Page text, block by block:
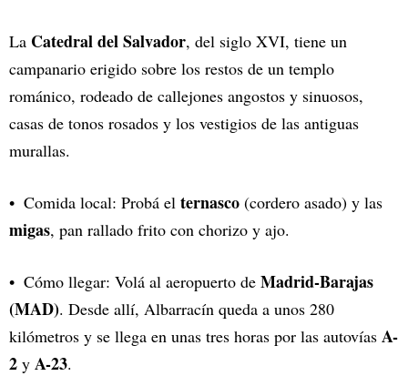
La Catedral del Salvador, del siglo XVI, tiene un
campanario erigido sobre los restos de un templo
románico, rodeado de callejones angostos y sinuosos,
casas de tonos rosados y los vestigios de las antiguas
murallas.
Comida local: Probá el ternasco (cordero asado) y las
migas, pan rallado frito con chorizo y ajo.
Cómo llegar: Volá al aeropuerto de Madrid-Barajas
(MAD). Desde allí, Albarracín queda a unos 280
kilómetros y se llega en unas tres horas por las autovías A-
2 y A-23.